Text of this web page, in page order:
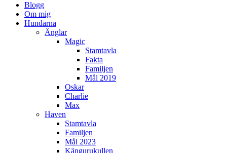
Freestylehundar.se
Blogg
Om mig
Hundarna
Änglar
Magic
Stamtavla
Fakta
Familjen
Mål 2019
Oskar
Charlie
Max
Haven
Stamtavla
Familjen
Mål 2023
Kängurukullen